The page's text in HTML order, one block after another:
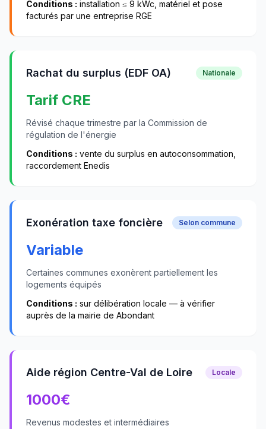
Conditions : installation ≤ 9 kWc, matériel et pose
facturés par une entreprise RGE
Rachat du surplus (EDF OA) Nationale
Tarif CRE
Révisé chaque trimestre par la Commission de
régulation de l'énergie
Conditions : vente du surplus en autoconsommation,
raccordement Enedis
Exonération taxe foncière Selon commune
Variable
Certaines communes exonèrent partiellement les
logements équipés
Conditions : sur délibération locale — à vérifier
auprès de la mairie de Abondant
Aide région Centre-Val de Loire Locale
1000€
Revenus modestes et intermédiaires